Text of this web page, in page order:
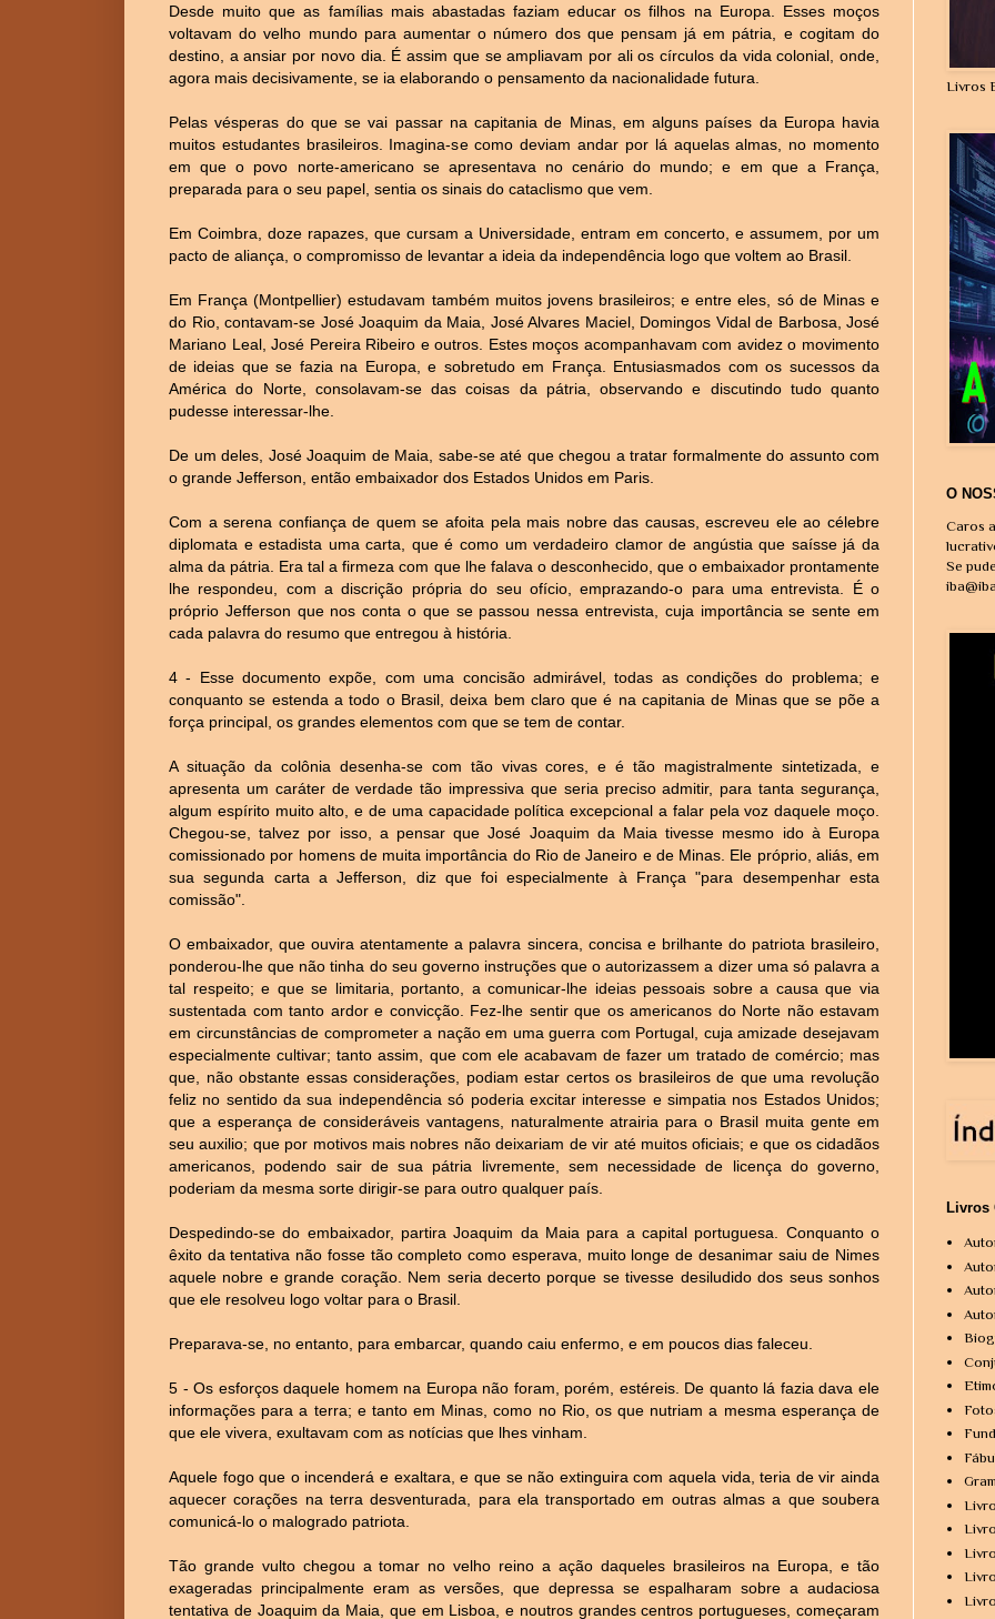
Desde muito que as famílias mais abastadas faziam educar os filhos na Europa. Esses moços
voltavam do velho mundo para aumentar o número dos que pensam já em pátria, e cogitam do
destino, a ansiar por novo dia. É assim que se ampliavam por ali os círculos da vida colonial, onde,
agora mais decisivamente, se ia elaborando o pensamento da nacionalidade futura.
Pelas vésperas do que se vai passar na capitania de Minas, em alguns países da Europa havia
muitos estudantes brasileiros. Imagina-se como deviam andar por lá aquelas almas, no momento
em que o povo norte-americano se apresentava no cenário do mundo; e em que a França,
preparada para o seu papel, sentia os sinais do cataclismo que vem.
Em Coimbra, doze rapazes, que cursam a Universidade, entram em concerto, e assumem, por um
pacto de aliança, o compromisso de levantar a ideia da independência logo que voltem ao Brasil.
Em França (Montpellier) estudavam também muitos jovens brasileiros; e entre eles, só de Minas e
do Rio, contavam-se José Joaquim da Maia, José Alvares Maciel, Domingos Vidal de Barbosa, José
Mariano Leal, José Pereira Ribeiro e outros. Estes moços acompanhavam com avidez o movimento
de ideias que se fazia na Europa, e sobretudo em França. Entusiasmados com os sucessos da
América do Norte, consolavam-se das coisas da pátria, observando e discutindo tudo quanto
pudesse interessar-lhe.
De um deles, José Joaquim de Maia, sabe-se até que chegou a tratar formalmente do assunto com
o grande Jefferson, então embaixador dos Estados Unidos em Paris.
Com a serena confiança de quem se afoita pela mais nobre das causas, escreveu ele ao célebre
diplomata e estadista uma carta, que é como um verdadeiro clamor de angústia que saísse já da
alma da pátria. Era tal a firmeza com que lhe falava o desconhecido, que o embaixador prontamente
lhe respondeu, com a discrição própria do seu ofício, emprazando-o para uma entrevista. É o
próprio Jefferson que nos conta o que se passou nessa entrevista, cuja importância se sente em
cada palavra do resumo que entregou à história.
4 - Esse documento expõe, com uma concisão admirável, todas as condições do problema; e
conquanto se estenda a todo o Brasil, deixa bem claro que é na capitania de Minas que se põe a
força principal, os grandes elementos com que se tem de contar.
A situação da colônia desenha-se com tão vivas cores, e é tão magistralmente sintetizada, e
apresenta um caráter de verdade tão impressiva que seria preciso admitir, para tanta segurança,
algum espírito muito alto, e de uma capacidade política excepcional a falar pela voz daquele moço.
Chegou-se, talvez por isso, a pensar que José Joaquim da Maia tivesse mesmo ido à Europa
comissionado por homens de muita importância do Rio de Janeiro e de Minas. Ele próprio, aliás, em
sua segunda carta a Jefferson, diz que foi especialmente à França "para desempenhar esta
comissão".
O embaixador, que ouvira atentamente a palavra sincera, concisa e brilhante do patriota brasileiro,
ponderou-lhe que não tinha do seu governo instruções que o autorizassem a dizer uma só palavra a
tal respeito; e que se limitaria, portanto, a comunicar-lhe ideias pessoais sobre a causa que via
sustentada com tanto ardor e convicção. Fez-lhe sentir que os americanos do Norte não estavam
em circunstâncias de comprometer a nação em uma guerra com Portugal, cuja amizade desejavam
especialmente cultivar; tanto assim, que com ele acabavam de fazer um tratado de comércio; mas
que, não obstante essas considerações, podiam estar certos os brasileiros de que uma revolução
feliz no sentido da sua independência só poderia excitar interesse e simpatia nos Estados Unidos;
que a esperança de consideráveis vantagens, naturalmente atrairia para o Brasil muita gente em
seu auxilio; que por motivos mais nobres não deixariam de vir até muitos oficiais; e que os cidadãos
americanos, podendo sair de sua pátria livremente, sem necessidade de licença do governo,
poderiam da mesma sorte dirigir-se para outro qualquer país.
Despedindo-se do embaixador, partira Joaquim da Maia para a capital portuguesa. Conquanto o
êxito da tentativa não fosse tão completo como esperava, muito longe de desanimar saiu de Nimes
aquele nobre e grande coração. Nem seria decerto porque se tivesse desiludido dos seus sonhos
que ele resolveu logo voltar para o Brasil.
Preparava-se, no entanto, para embarcar, quando caiu enfermo, e em poucos dias faleceu.
5 - Os esforços daquele homem na Europa não foram, porém, estéreis. De quanto lá fazia dava ele
informações para a terra; e tanto em Minas, como no Rio, os que nutriam a mesma esperança de
que ele vivera, exultavam com as notícias que lhes vinham.
Aquele fogo que o incenderá e exaltara, e que se não extinguira com aquela vida, teria de vir ainda
aquecer corações na terra desventurada, para ela transportado em outras almas a que soubera
comunicá-lo o malogrado patriota.
Tão grande vulto chegou a tomar no velho reino a ação daqueles brasileiros na Europa, e tão
exageradas principalmente eram as versões, que depressa se espalharam sobre a audaciosa
tentativa de Joaquim da Maia, que em Lisboa, e noutros grandes centros portugueses, começaram
Livros
O
Caros
Se
Livros